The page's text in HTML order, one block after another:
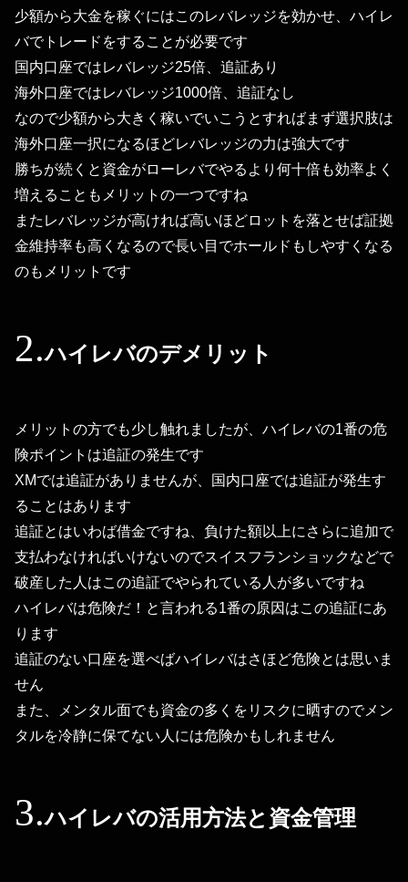
少額から大金を稼ぐにはこのレバレッジを効かせ、ハイレ
バでトレードをすることが必要です
国内口座ではレバレッジ25倍、追証あり
海外口座ではレバレッジ1000倍、追証なし
なので少額から大きく稼いでいこうとすればまず選択肢は
海外口座一択になるほどレバレッジの力は強大です
勝ちが続くと資金がローレバでやるより何十倍も効率よく
増えることもメリットの一つですね
またレバレッジが高ければ高いほどロットを落とせば証拠
金維持率も高くなるので長い目でホールドもしやすくなる
のもメリットです
ハイレバのデメリット
メリットの方でも少し触れましたが、ハイレバの1番の危
険ポイントは追証の発生です
XMでは追証がありませんが、国内口座では追証が発生す
ることはあります
追証とはいわば借金ですね、負けた額以上にさらに追加で
支払わなければいけないのでスイスフランショックなどで
破産した人はこの追証でやられている人が多いですね
ハイレバは危険だ！と言われる1番の原因はこの追証にあ
ります
追証のない口座を選べばハイレバはさほど危険とは思いま
せん
また、メンタル面でも資金の多くをリスクに晒すのでメン
タルを冷静に保てない人には危険かもしれません
ハイレバの活用方法と資金管理